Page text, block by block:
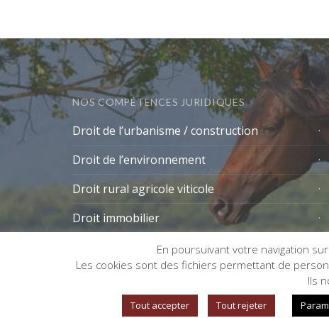
NOS COMPÉTENCES JURIDIQUES
Droit de l’urbanisme / construction
Droit de l’environnement
Droit rural agricole viticole
Droit immobilier
Gestion des cookies
En poursuivant votre navigation
Les cookies sont des fichiers permettant de
Ils
Tout accepter Tout rejeter